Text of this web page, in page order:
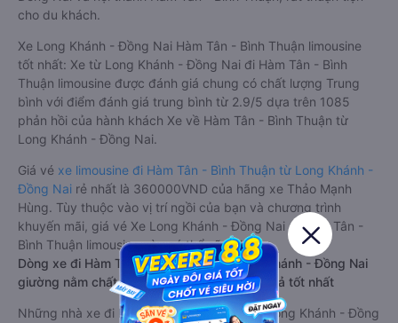
Đây là loại xe Long Khánh - Đồng Nai Hàm Tân - Bình Thuận
có hỗ trợ đón/trả tận nơi miễn phí tại nội thành Long Khánh -
Đồng Nai và nội thành Hàm Tân - Bình Thuận, rất thuận tiện
cho du khách.
Xe Long Khánh - Đồng Nai Hàm Tân - Bình Thuận limousine
tốt nhất: Xe từ Long Khánh - Đồng Nai đi Hàm Tân - Bình
Thuận limousine được đánh giá chung có chất lượng Trung
bình với điểm đánh giá trung bình từ 2.9/5 dựa trên 1085
phản hồi của hành khách Xe về Hàm Tân - Bình Thuận từ
Long Khánh - Đồng Nai.
Giá vé xe limousine đi Hàm Tân - Bình Thuận từ Long Khánh -
Đồng Nairẻ nhất là 360000VND của hãng xe Thảo Mạnh
Hùng. Tùy thuộc vào vị trí ngồi của bạn và chương trình
khuyến mãi, giá vé Xe Long Khánh - Đồng Nai đi Hàm Tân -
Bình Thuận limousine này có thể sẽ rẻ hơn